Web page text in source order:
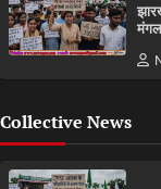
Collective News